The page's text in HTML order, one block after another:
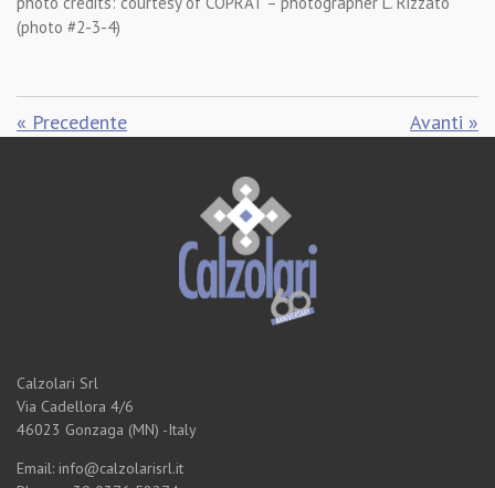
(photo #2-3-4)
« Precedente Avanti »
Calzolari Srl
Via Cadellora 4/6
46023 Gonzaga (MN) -Italy
Email: info@calzolarisrl.it